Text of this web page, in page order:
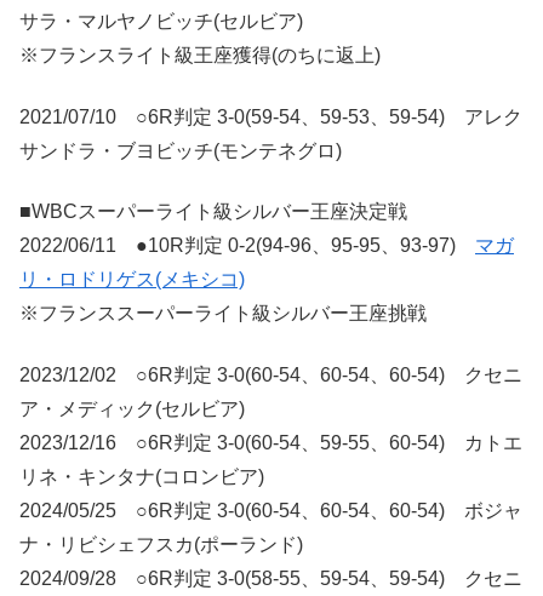
サラ・マルヤノビッチ(セルビア)
※フランスライト級王座獲得(のちに返上)
2021/07/10 ○6R判定 3-0(59-54、59-53、59-54) アレク
サンドラ・ブヨビッチ(モンテネグロ)
■WBCスーパーライト級シルバー王座決定戦
2022/06/11 ●10R判定 0-2(94-96、95-95、93-97) マガ
リ・ロドリゲス(メキシコ)
※フランススーパーライト級シルバー王座挑戦
2023/12/02 ○6R判定 3-0(60-54、60-54、60-54) クセニ
ア・メディック(セルビア)
2023/12/16 ○6R判定 3-0(60-54、59-55、60-54) カトエ
リネ・キンタナ(コロンビア)
2024/05/25 ○6R判定 3-0(60-54、60-54、60-54) ボジャ
ナ・リビシェフスカ(ポーランド)
2024/09/28 ○6R判定 3-0(58-55、59-54、59-54) クセニ